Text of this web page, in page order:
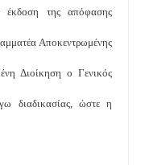
έκδοση της απόφασης
Αποκεντρωμένης
Διοίκηση ο Γενικός
διαδικασίας, ώστε η